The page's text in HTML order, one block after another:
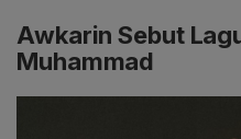
Awkarin Sebut
Muhammad